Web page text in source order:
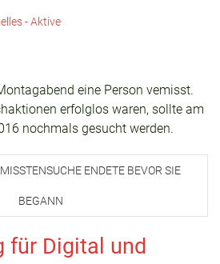
- Aktive
eine Person vemisst.
erfolglos waren, sollte am
nochmals gesucht werden.
ENDETE BEVOR SIE
BEGANN
für Digital und